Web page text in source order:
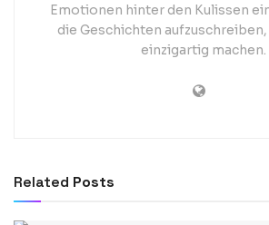
Emotionen hinter den Kulissen
die Geschichten
einzigartig machen.
Related Posts